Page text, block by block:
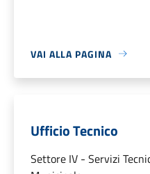
VAI ALLA PAGINA
Ufficio Tecnico
Settore IV - Servizi